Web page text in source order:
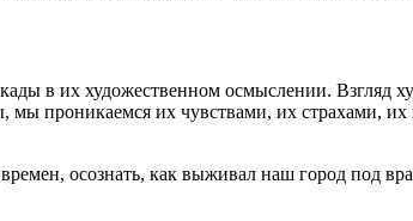
в их художественном осмыслении. Взгляд
мы проникаемся их чувствами, их страхами,
осознать, как выживал наш город под